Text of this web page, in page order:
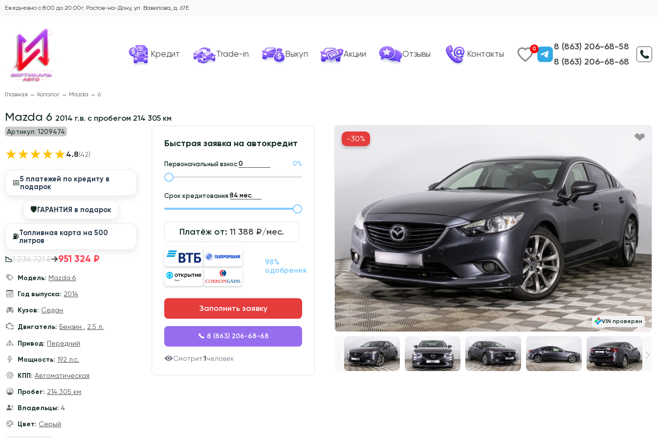
Ежедневно с 8:00 до 20:00г. Ростов-на-Дону, ул. Вавилова, д. 67Е
Кредит Trade-in Выкуп Акции Отзывы Контакты
0
8 (863) 206-68-58
8 (863) 206-68-68
Главная Каталог Mazda 6
Mazda 6 2014 г.в. с пробегом 214 305 км
Артикул: 1209474
★★★★★4.8(42)
📅5 платежей по кредиту в
подарок
🛡ГАРАНТИЯ в подарок
⛽️Топливная карта на 500
литров
📉1 236 721 ₽→951 324 ₽
Модель: Mazda 6
Год выпуска: 2014
Кузов: Седан
Двигатель: Бензин 2.5 л.
Привод: Передний
Мощность: 192 л.с.
КПП: Автоматическая
Пробег: 214 305 км
Владельцы: 4
Цвет: Серый
Быстрая заявка на автокредит
Первоначальный взнос: 0%
Срок кредитования:
Платёж от: 11 388 ₽/мес.
98%
одобрения
Заполнить заявку
📞 8 (863) 206-68-68
Смотрит:1человек
VIN проверен
-30%